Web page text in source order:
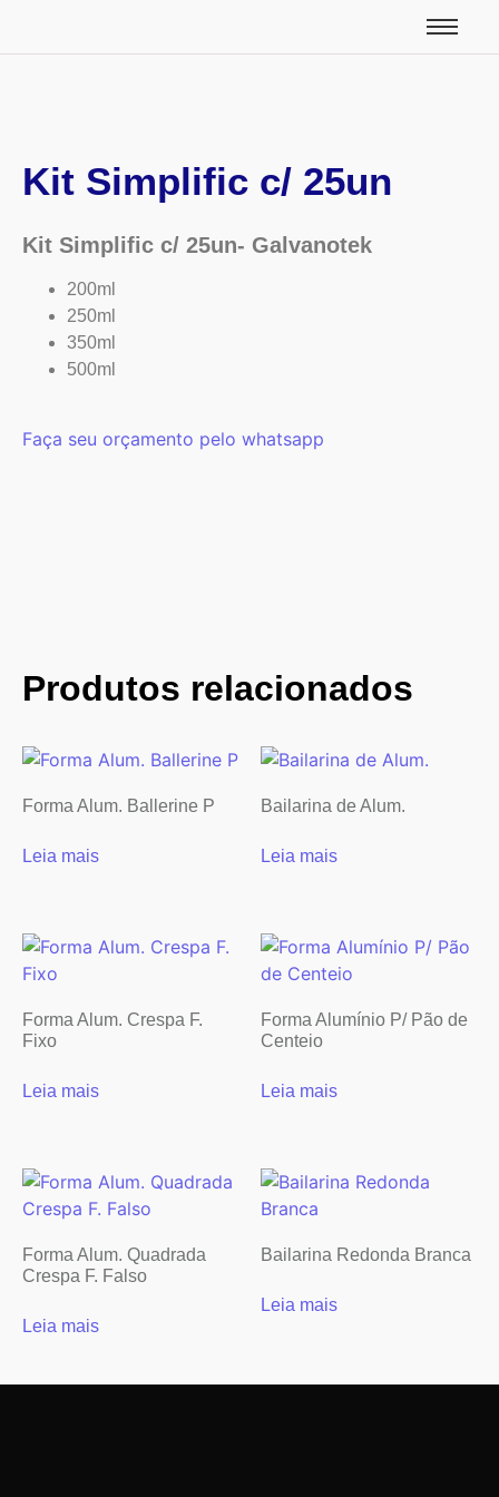
Kit Simplific c/ 25un
Kit Simplific c/ 25un- Galvanotek
200ml
250ml
350ml
500ml
Faça seu orçamento pelo whatsapp
Produtos relacionados
Forma Alum. Ballerine P
Leia mais
Bailarina de Alum.
Leia mais
Forma Alum. Crespa F.
Fixo
Leia mais
Forma Alumínio P/ Pão de
Centeio
Leia mais
Forma Alum. Quadrada
Crespa F. Falso
Leia mais
Bailarina Redonda Branca
Leia mais